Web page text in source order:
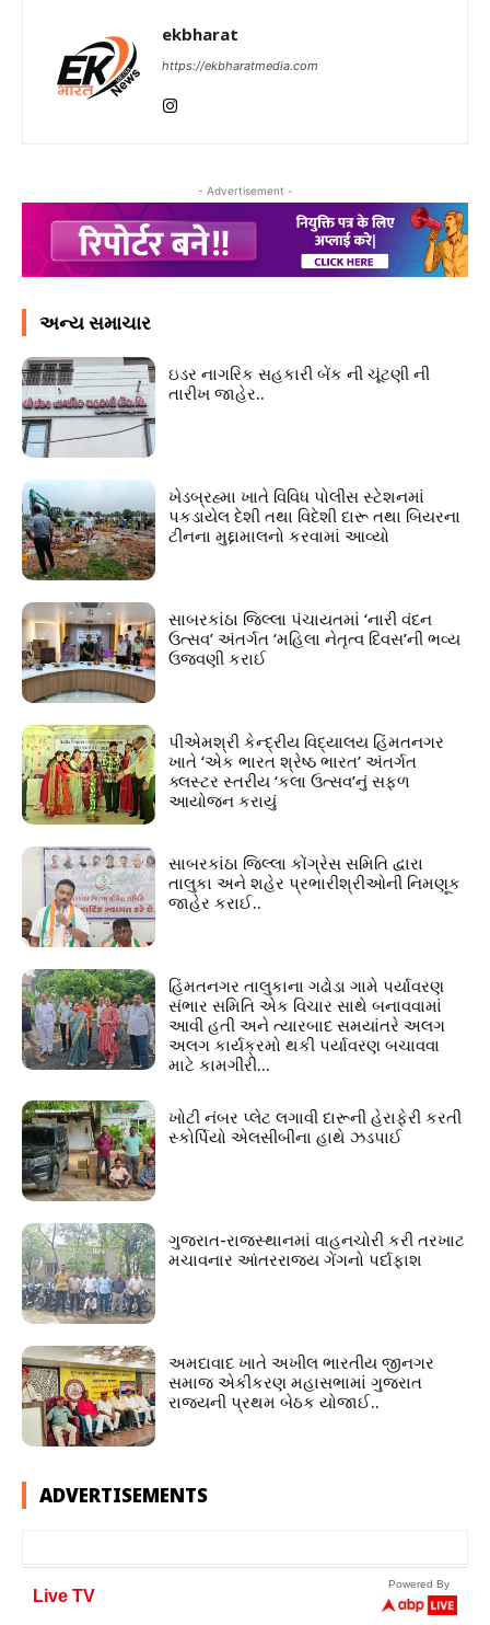
ekbharat
https://ekbharatmedia.com
- Advertisement -
અન્ય સમાચાર
ઇડર નાગરિક સહકારી બેંક ની ચૂંટણી ની
તારીખ જાહેર..
ખેડબ્રહ્મા ખાતે વિવિધ પોલીસ સ્ટેશનમાં
પકડાયેલ દેશી તથા વિદેશી દારૂ તથા બિયરના
ટીનના મુદ્દામાલનો કરવામાં આવ્યો
સાબરકાંઠા જિલ્લા પંચાયતમાં ‘નારી વંદન
ઉત્સવ’ અંતર્ગત ‘મહિલા નેતૃત્વ દિવસ’ની ભવ્ય
ઉજવણી કરાઈ
પીએમશ્રી કેન્દ્રીય વિદ્યાલય હિંમતનગર
ખાતે ‘એક ભારત શ્રેષ્ઠ ભારત’ અંતર્ગત
ક્લસ્ટર સ્તરીય ‘કલા ઉત્સવ’નું સફળ
આયોજન કરાયું
સાબરકાંઠા જિલ્લા કોંગ્રેસ સમિતિ દ્વારા
તાલુકા અને શહેર પ્રભારીશ્રીઓની નિમણૂક
જાહેર કરાઈ..
હિંમતનગર તાલુકાના ગઢોડા ગામે પર્યાવરણ
સંભાર સમિતિ એક વિચાર સાથે બનાવવામાં
આવી હતી અને ત્યારબાદ સમયાંતરે અલગ
અલગ કાર્યક્રમો થકી પર્યાવરણ બચાવવા
માટે કામગીરી...
ખોટી નંબર પ્લેટ લગાવી દારૂની હેરાફેરી કરતી
સ્કોર્પિયો એલસીબીના હાથે ઝડપાઈ
ગુજરાત-રાજસ્થાનમાં વાહનચોરી કરી તરખાટ
મચાવનાર આંતરરાજ્ય ગેંગનો પર્દાફાશ
અમદાવાદ ખાતે અખીલ ભારતીય જીનગર
સમાજ એકીકરણ મહાસભામાં ગુજરાત
રાજ્યની પ્રથમ બેઠક યોજાઈ..
ADVERTISEMENTS